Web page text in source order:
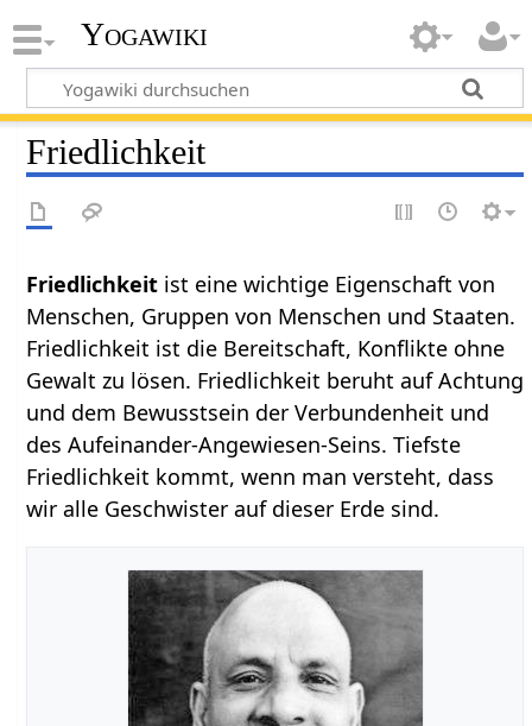
Yogawiki
Friedlichkeit
Friedlichkeit ist eine wichtige Eigenschaft von
Menschen, Gruppen von Menschen und Staaten.
Friedlichkeit ist die Bereitschaft, Konflikte ohne
Gewalt zu lösen. Friedlichkeit beruht auf Achtung
und dem Bewusstsein der Verbundenheit und
des Aufeinander-Angewiesen-Seins. Tiefste
Friedlichkeit kommt, wenn man versteht, dass
wir alle Geschwister auf dieser Erde sind.